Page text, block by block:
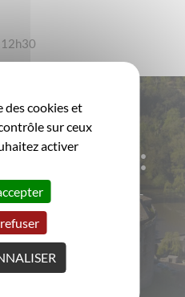
12h30
informé :
régulièrement par e-
des cookies et
sur ceux
activer